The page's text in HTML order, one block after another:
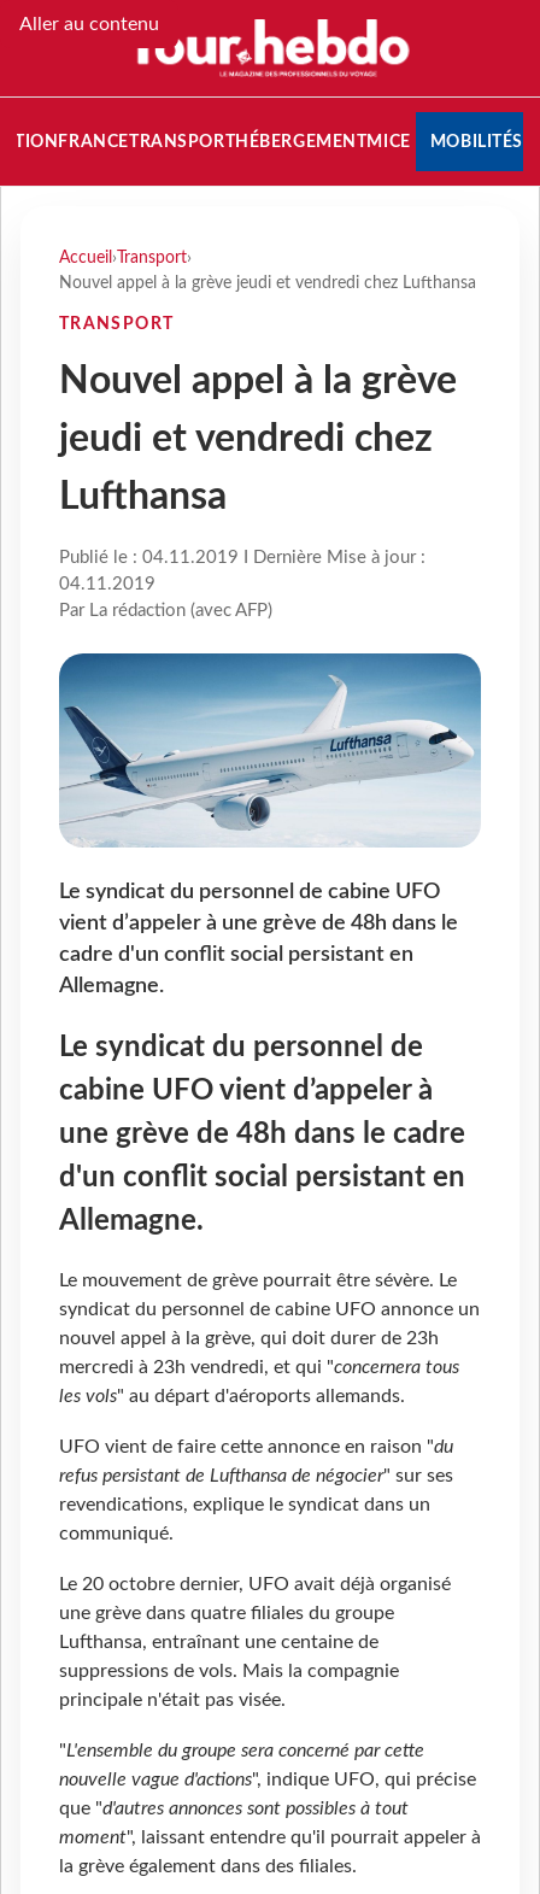
Aller au contenu
FRANCETRANSPORT HÉBERGEMENTMICE MOBILITÉS
Accueil › Transport›
Nouvel appel à la grève jeudi et vendredi chez Lufthansa
TRANSPORT
Nouvel appel à la grève
jeudi et vendredi chez
Lufthansa
Publié le : 04.11.2019 I Dernière Mise à jour :
04.11.2019
Par La rédaction (avec AFP)
Le syndicat du personnel de cabine UFO
vient d’appeler à une grève de 48h dans le
cadre d'un conflit social persistant en
Allemagne.
Le syndicat du personnel de
cabine UFO vient d’appeler à
une grève de 48h dans le cadre
d'un conflit social persistant en
Allemagne.
Le mouvement de grève pourrait être sévère. Le
syndicat du personnel de cabine UFO annonce un
nouvel appel à la grève, qui doit durer de 23h
mercredi à 23h vendredi, et qui "concernera tous
les vols" au départ d'aéroports allemands.
UFO vient de faire cette annonce en raison "du
refus persistant de Lufthansa de négocier" sur ses
revendications, explique le syndicat dans un
communiqué.
Le 20 octobre dernier, UFO avait déjà organisé
une grève dans quatre filiales du groupe
Lufthansa, entraînant une centaine de
suppressions de vols. Mais la compagnie
principale n'était pas visée.
"L'ensemble du groupe sera concerné par cette
nouvelle vague d'actions", indique UFO, qui précise
que "d'autres annonces sont possibles à tout
moment", laissant entendre qu'il pourrait appeler à
la grève également dans des filiales.